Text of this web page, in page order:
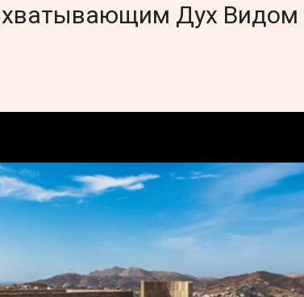
Дух Видом